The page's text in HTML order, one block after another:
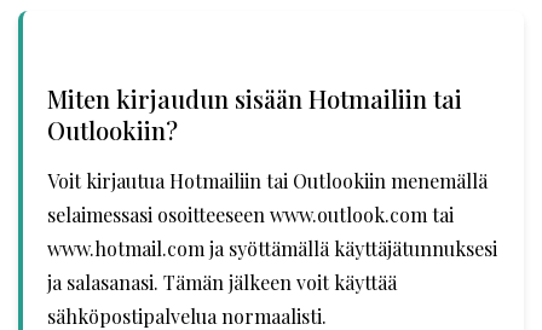
Miten kirjaudun sisään Hotmailiin tai
Outlookiin?
Voit kirjautua Hotmailiin tai Outlookiin menemällä
selaimessasi osoitteeseen www.outlook.com tai
www.hotmail.com ja syöttämällä käyttäjätunnuksesi
ja salasanasi. Tämän jälkeen voit käyttää
sähköpostipalvelua normaalisti.